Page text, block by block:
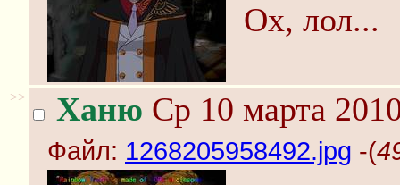
Ох, лол...
>> Ханю Ср 10 марта
Файл: 1268205958492.jpg -(